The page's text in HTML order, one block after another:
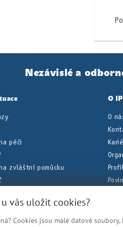
Nezávislé a
péči
zvláštní pomůcku
O
O
Veškeré uvedené informace jsou
vás uložit cookies?
Cookies jsou malé datové